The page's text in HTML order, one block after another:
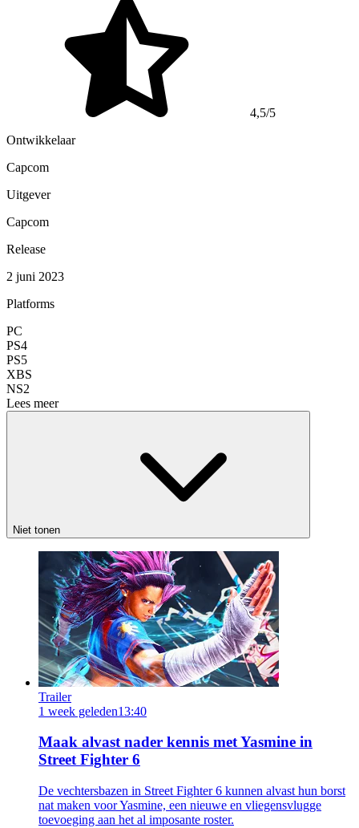
4,5/5
Ontwikkelaar
Capcom
Uitgever
Capcom
Release
2 juni 2023
Platforms
PC
PS4
PS5
XBS
NS2
Lees meer
Niet tonen
Trailer
1 week geleden13:40
Maak alvast nader kennis met Yasmine in
Street Fighter 6
De vechtersbazen in Street Fighter 6 kunnen alvast hun borst
nat maken voor Yasmine, een nieuwe en vliegensvlugge
toevoeging aan het al imposante roster.